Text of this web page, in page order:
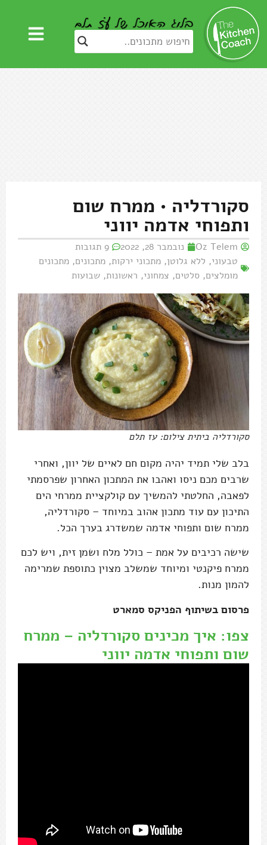
סקורדליה • ממרח שום
ותפוחי אדמה יווני
Oz Telem נובמבר 28, 2022
9 תגובות
טבעוני, ללא גלוטן, מתכוני ירקות, מתכונים, מתכונים
מומלצים, סלטים, צמחוני, ראשונות, שבועות
סקורדליה ביתית צילום: עז תלם
בלב שלי תמיד יהיה מקום חם לאיים של יוון, ואחרי
שרבים מכם ניסו ואהבו את המתכון האחרון שפרסמתי
לפאבה, החלטתי להמשיך עם קולקציית ממרחי הים
התיכון עם עוד מתכון אהוב במיוחד – סקורדליה,
ממרח שום ותפוחי אדמה שמשדרג בערך הכל.
שישה רכיבים על אמת – כולל מלח ושמן זית, ויש לכם
ממרח פיקנטי ומיוחד שמשלב מצוין כתוספת שמרימה
להמון מנות.
פרסום בשיתוף הפניקס סמארט
צפו: איך מכינים סקורדליה – ממרח
שום ותפוחי אדמה יווני